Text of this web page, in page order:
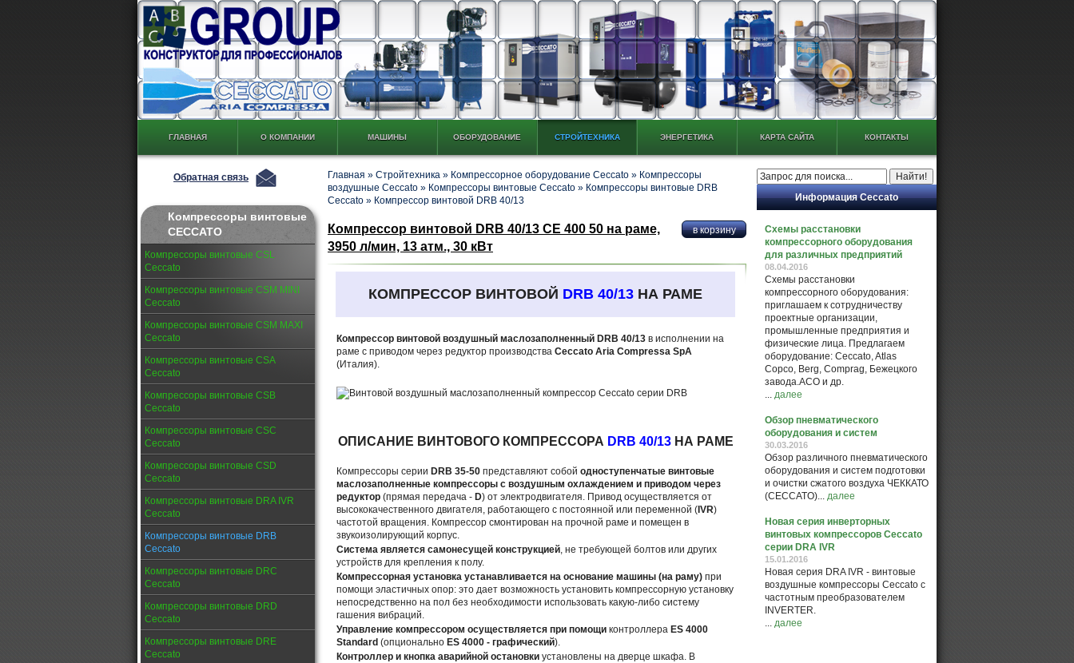
ГЛАВНАЯ О КОМПАНИИ МАШИНЫ ОБОРУДОВАНИЕ СТРОЙТЕХНИКА ЭНЕРГЕТИКА КАРТА САЙТА КОНТАКТЫ
Обратная связь
Компрессоры винтовые
CECCATO
Компрессоры винтовые CSL
Ceccato
Компрессоры винтовые CSM MINI
Ceccato
Компрессоры винтовые CSM MAXI
Ceccato
Компрессоры винтовые CSA
Ceccato
Компрессоры винтовые CSB
Ceccato
Компрессоры винтовые CSC
Ceccato
Компрессоры винтовые CSD
Ceccato
Компрессоры винтовые DRA IVR
Ceccato
Компрессоры винтовые DRB
Ceccato
Компрессоры винтовые DRC
Ceccato
Компрессоры винтовые DRD
Ceccato
Компрессоры винтовые DRE
Ceccato
Главная » Стройтехника » Компрессорное оборудование Ceccato » Компрессоры
воздушные Ceccato » Компрессоры винтовые Ceccato » Компрессоры винтовые DRB
Ceccato » Компрессор винтовой DRB 40/13
Компрессор винтовой DRB 40/13 CE 400 50 на раме,
3950 л/мин, 13 атм., 30 кВт
КОМПРЕССОР ВИНТОВОЙ DRB 40/13 НА РАМЕ
Компрессор винтовой воздушный маслозаполненный DRB 40/13 в исполнении на
раме с приводом через редуктор производства Ceccato Aria Compressa SpA
(Италия).
ОПИСАНИЕ ВИНТОВОГО КОМПРЕССОРА DRB 40/13НА РАМЕ
Компрессоры серии DRB 35-50 представляют собой одноступенчатые винтовые
маслозаполненные компрессоры с воздушным охлаждением и приводом через
редуктор (прямая передача - D) от электродвигателя. Привод осуществляется от
высококачественного двигателя, работающего с постоянной или переменной ( IVR)
частотой вращения. Компрессор смонтирован на прочной раме и помещен в
звукоизолирующий корпус.
Система является самонесущей конструкцией, не требующей болтов или других
устройств для крепления к полу.
Компрессорная установка устанавливается на основание машины (на раму) при
помощи эластичных опор: это дает возможность установить компрессорную установку
непосредственно на пол без необходимости использовать какую-либо систему
гашения вибраций.
Управление компрессором осуществляется при помощи контроллера ES 4000
Standard (опционально ES 4000 - графический).
Контроллер и кнопка аварийной остановки установлены на дверце шкафа. В
Информация Ceccato
Схемы расстановки
компрессорного оборудования
для различных предприятий
08.04.2016
Схемы расстановки
компрессорного оборудования:
приглашаем к сотрудничеству
проектные организации,
промышленные предприятия и
физические лица. Предлагаем
оборудование: Ceccato, Atlas
Copco, Berg, Comprag, Бежецкого
завода.АСО и др.
... далее
Обзор пневматического
оборудования и систем
30.03.2016
Обзор различного пневматического
оборудования и систем подготовки
и очистки сжатого воздуха ЧЕККАТО
(CECCATO)... далее
Новая серия инверторных
винтовых компрессоров Ceccato
серии DRA IVR
15.01.2016
Новая серия DRA IVR - винтовые
воздушные компрессоры Ceccato с
частотным преобразователем
INVERTER.
... далее